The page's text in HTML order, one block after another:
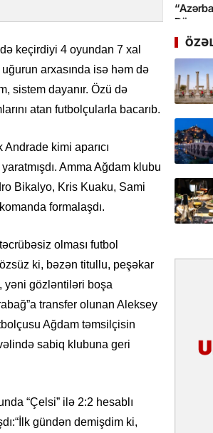
keçirdiyi 4 oyundan 7 xal
arxasında isə həm də
sistem dayanır. Özü də
atan futbolçularla bacarıb.
kimi aparıcı
Amma Ağdam klubu
Bikalyo, Kris Kuaku, Sami
formalaşdı.
olması futbol
ki, bəzən titullu, peşəkar
yəni gözləntiləri boşa
transfer olunan Aleksey
Ağdam təmsilçisin
sabiq klubuna geri
“Çelsi” ilə 2:2 hesablı
gündən demişdim ki,
xidmət
Bosfor
dəfə
Ana
Yeni